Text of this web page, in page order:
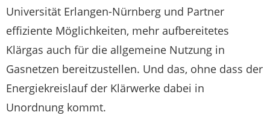
Universität Erlangen-Nürnberg und Partner
effiziente Möglichkeiten, mehr aufbereitetes
Klärgas auch für die allgemeine Nutzung in
Gasnetzen bereitzustellen. Und das, ohne dass der
Energiekreislauf der Klärwerke dabei in
Unordnung kommt.